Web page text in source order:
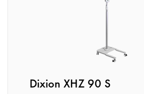
Dixion XHZ 90 S